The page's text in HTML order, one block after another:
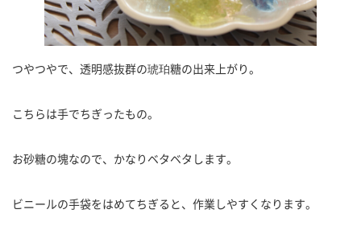
つやつやで、透明感抜群の琥珀糖の出来上がり。
こちらは手でちぎったもの。
お砂糖の塊なので、かなりベタベタします。
ビニールの手袋をはめてちぎると、作業しやすくなります。